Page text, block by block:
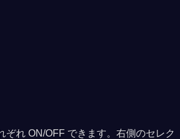
れ ON/OFF できます。右側のセレク